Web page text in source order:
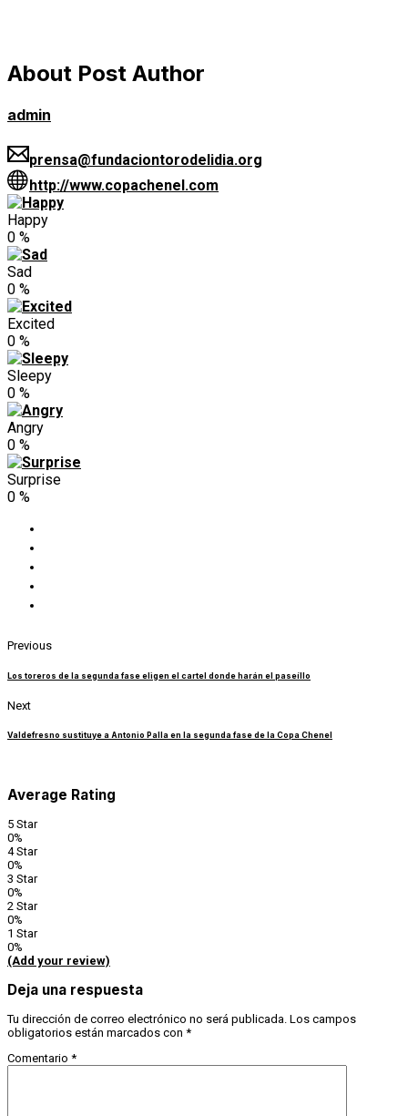
About Post Author
admin
prensa@fundaciontorodelidia.org
http://www.copachenel.com
Happy
0 %
Sad
0 %
Excited
0 %
Sleepy
0 %
Angry
0 %
Surprise
0 %
Previous
Los toreros de la segunda fase eligen el cartel donde harán el paseíllo
Next
Valdefresno sustituye a Antonio Palla en la segunda fase de la Copa Chenel
Average Rating
5 Star
0%
4 Star
0%
3 Star
0%
2 Star
0%
1 Star
0%
(Add your review)
Deja una respuesta
Tu dirección de correo electrónico no será publicada. Los campos
obligatorios están marcados con *
Comentario *